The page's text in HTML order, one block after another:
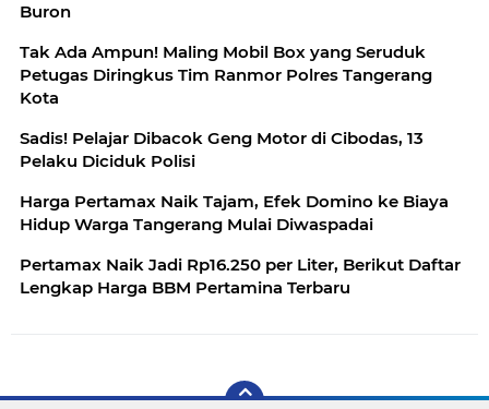
Buron
Tak Ada Ampun! Maling Mobil Box yang Seruduk
Petugas Diringkus Tim Ranmor Polres Tangerang
Kota
Sadis! Pelajar Dibacok Geng Motor di Cibodas, 13
Pelaku Diciduk Polisi
Harga Pertamax Naik Tajam, Efek Domino ke Biaya
Hidup Warga Tangerang Mulai Diwaspadai
Pertamax Naik Jadi Rp16.250 per Liter, Berikut Daftar
Lengkap Harga BBM Pertamina Terbaru